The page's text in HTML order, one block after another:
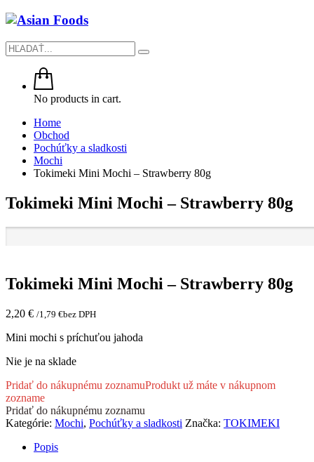
No products in cart.
Home
Obchod
Pochúťky a sladkosti
Mochi
Tokimeki Mini Mochi – Strawberry 80g
Tokimeki Mini Mochi – Strawberry 80g
Tokimeki Mini Mochi – Strawberry 80g
2,20 € /1,79 €bez DPH
Mini mochi s príchuťou jahoda
Nie je na sklade
Pridať do nákupnému zoznamuProdukt už máte v nákupnom
zozname
Pridať do nákupnému zoznamu
Kategórie: Mochi, Pochúťky a sladkosti Značka: TOKIMEKI
Popis